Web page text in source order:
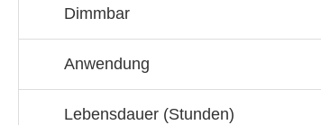
Dimmbar
Anwendung
Lebensdauer (Stunden)